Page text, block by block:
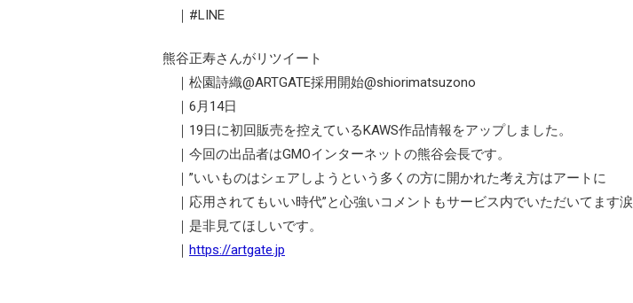
｜#LINE
熊谷正寿さんがリツイート
｜松園詩織@ARTGATE採用開始@shiorimatsuzono
｜6月14日
｜19日に初回販売を控えているKAWS作品情報をアップしました。
｜今回の出品者はGMOインターネットの熊谷会長です。
｜”いいものはシェアしようという多くの方に開かれた考え方はアートに
｜応用されてもいい時代”と心強いコメントもサービス内でいただいてます涙
｜是非見てほしいです。
｜ https://artgate.jp